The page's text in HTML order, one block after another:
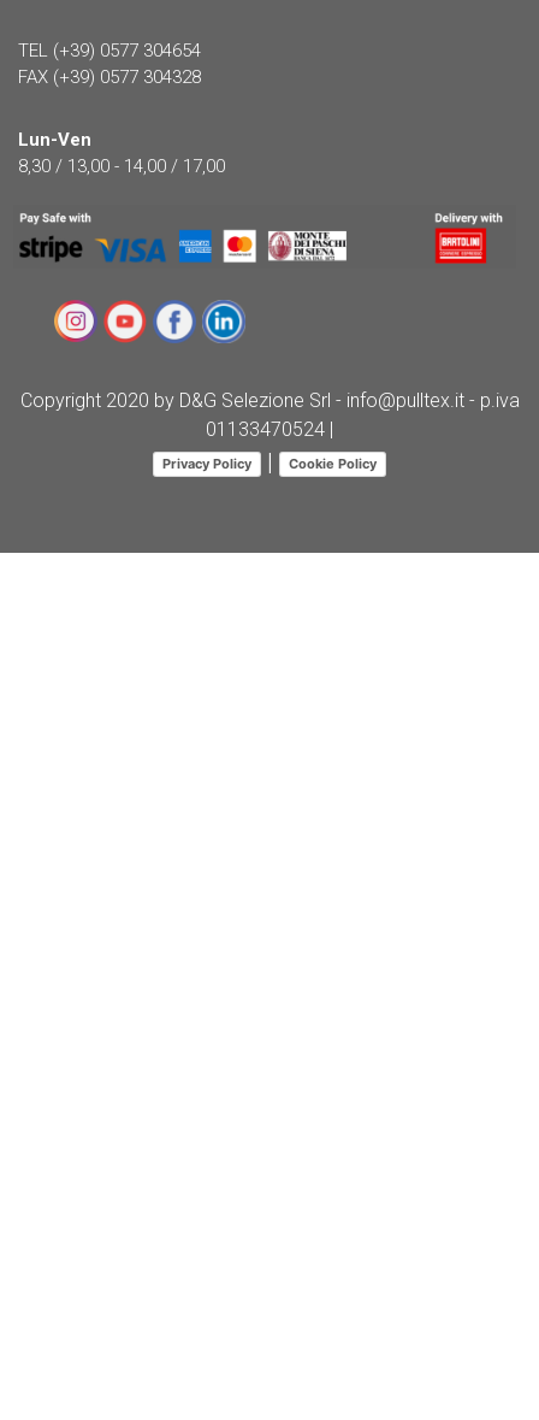
TEL (+39) 0577 304654
FAX (+39) 0577 304328
Lun-Ven
8,30 / 13,00 - 14,00 / 17,00
Copyright 2020 by D&G Selezione Srl - info@pulltex.it - p.iva
01133470524 |
Privacy Policy | Cookie Policy